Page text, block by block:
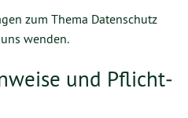
zum Thema Datenschutz
wenden.
und Pflicht­